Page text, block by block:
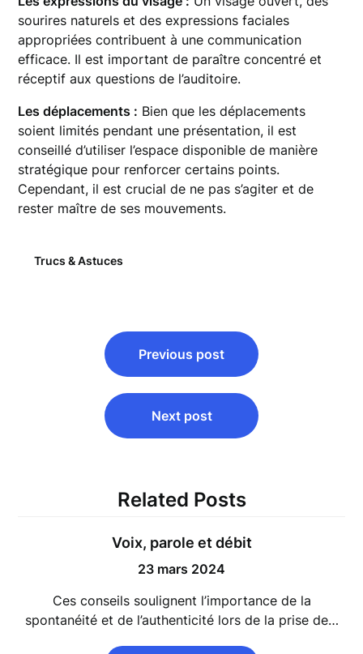
sourires naturels et des expressions faciales
appropriées contribuent à une communication
efficace. Il est important de paraître concentré et
réceptif aux questions de l’auditoire.
Les déplacements : Bien que les déplacements
soient limités pendant une présentation, il est
conseillé d’utiliser l’espace disponible de manière
stratégique pour renforcer certains points.
Cependant, il est crucial de ne pas s’agiter et de
rester maître de ses mouvements.
Trucs & Astuces
Navigation
Previous post
Next post
Related Posts
Voix, parole et débit
23 mars 2024
Ces conseils soulignent l’importance de la
spontanéité et de l’authenticité lors de la prise de…